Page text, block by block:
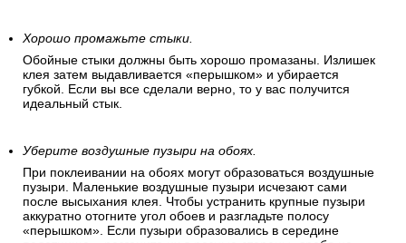
Хорошо промажьте стыки.
Обойные стыки должны быть хорошо промазаны. Излишек
клея затем выдавливается «перышком» и убирается
губкой. Если вы все сделали верно, то у вас получится
идеальный стык.
Уберите воздушные пузыри на обоях.
При поклеивании на обоях могут образоваться воздушные
пузыри. Маленькие воздушные пузыри исчезают сами
после высыхания клея. Чтобы устранить крупные пузыри
аккуратно отогните угол обоев и разгладьте полосу
«перышком». Если пузыри образовались в середине